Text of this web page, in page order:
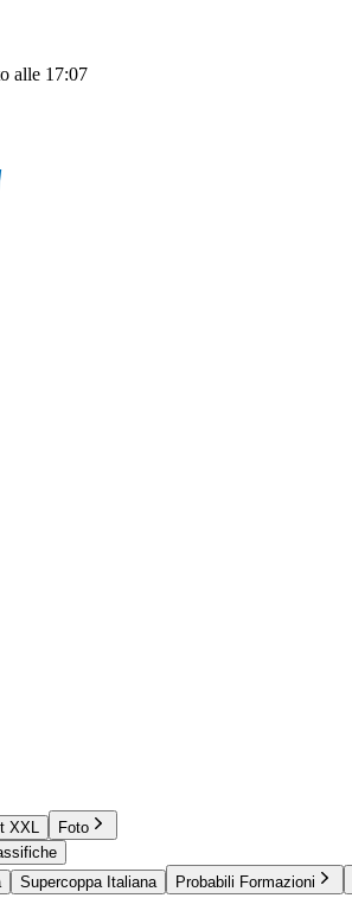
alle 17:07
XXL
Foto
Supercoppa Italiana Probabili Formazioni